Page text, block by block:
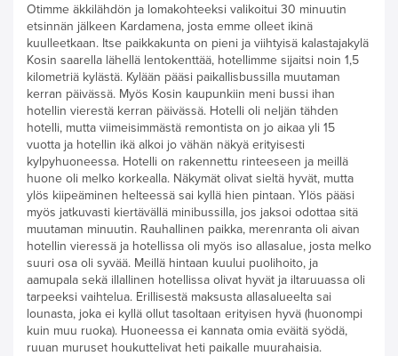
Otimme äkkilähdön ja lomakohteeksi valikoitui 30 minuutin
etsinnän jälkeen Kardamena, josta emme olleet ikinä
kuulleetkaan. Itse paikkakunta on pieni ja viihtyisä kalastajakylä
Kosin saarella lähellä lentokenttää, hotellimme sijaitsi noin 1,5
kilometriä kylästä. Kylään pääsi paikallisbussilla muutaman
kerran päivässä. Myös Kosin kaupunkiin meni bussi ihan
hotellin vierestä kerran päivässä. Hotelli oli neljän tähden
hotelli, mutta viimeisimmästä remontista on jo aikaa yli 15
vuotta ja hotellin ikä alkoi jo vähän näkyä erityisesti
kylpyhuoneessa. Hotelli on rakennettu rinteeseen ja meillä
huone oli melko korkealla. Näkymät olivat sieltä hyvät, mutta
ylös kiipeäminen helteessä sai kyllä hien pintaan. Ylös pääsi
myös jatkuvasti kiertävällä minibussilla, jos jaksoi odottaa sitä
muutaman minuutin. Rauhallinen paikka, merenranta oli aivan
hotellin vieressä ja hotellissa oli myös iso allasalue, josta melko
suuri osa oli syvää. Meillä hintaan kuului puolihoito, ja
aamupala sekä illallinen hotellissa olivat hyvät ja iltaruuassa oli
tarpeeksi vaihtelua. Erillisestä maksusta allasalueelta sai
lounasta, joka ei kyllä ollut tasoltaan erityisen hyvä (huonompi
kuin muu ruoka). Huoneessa ei kannata omia eväitä syödä,
ruuan muruset houkuttelivat heti paikalle muurahaisia.